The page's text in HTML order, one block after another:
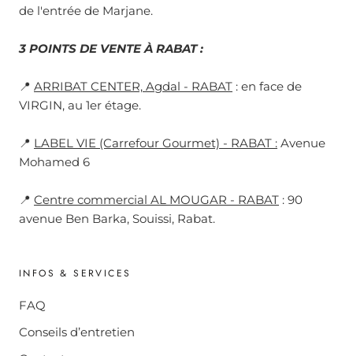
de l'entrée de Marjane.
3 POINTS DE VENTE À RABAT :
📍 ARRIBAT CENTER, Agdal - RABAT : en face de
VIRGIN, au 1er étage.
📍 LABEL VIE (Carrefour Gourmet) - RABAT : Avenue
Mohamed 6
📍 Centre commercial AL MOUGAR - RABAT : 90
avenue Ben Barka, Souissi, Rabat.
INFOS & SERVICES
FAQ
Conseils d’entretien